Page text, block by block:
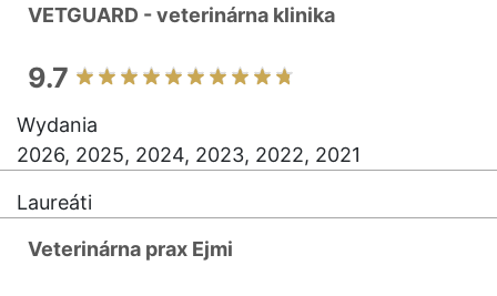
VETGUARD - veterinárna klinika
9.7
Wydania
2026, 2025, 2024, 2023, 2022, 2021
Laureáti
Veterinárna prax Ejmi